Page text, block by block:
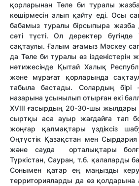
қорларынан Төле би туралы
көшірмесін алып қайту еді. Осы
бабамыз туралы бірсыпыра жазба
сәті түсті. Ол деректер
сақтаулы. Ғалым ағамыз Мәскеу
да Төле би туралы өз ізденістерін
нәтижесінде Қытай Халық
және мұрағат қорларында
табыла бастады. Солардың
назарына ұсынылып отырған екі
ХVIII ғасырдың 20-30-шы жылдары
сыртқы аса ауыр жағдайға тап
жоңғар қалмақтары үздіксіз
Оңтүстік Қазақстан мен
және сауда орталықтары
Түркістан, Сауран, т.б. қалаларды
Сонымен қатар ең маңызды
территорияларды да өз қолдарына